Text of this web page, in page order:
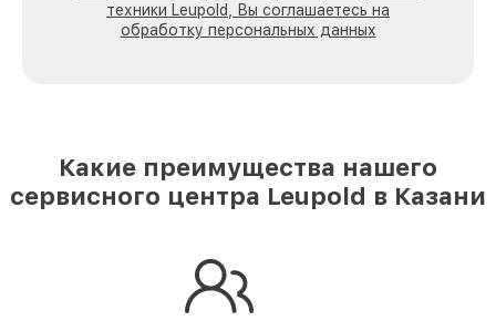
техники Leupold, Вы соглашаетесь на
обработку персональных данных
Какие преимущества нашего
сервисного центра Leupold в Казани